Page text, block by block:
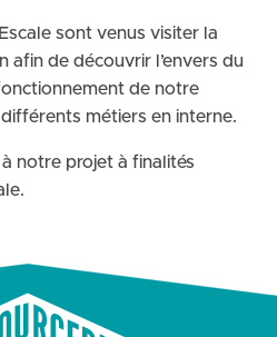
sont venus visiter la
afin de découvrir l’envers du
de notre
métiers en interne.
notre projet à finalités